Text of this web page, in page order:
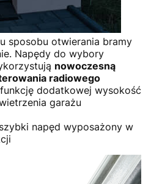
sposobu otwierania bramy
Napędy do wybory
nowoczesną
radiowego
dodatkowej wysokość
garażu
napęd wyposażony w